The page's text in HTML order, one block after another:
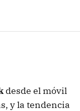
desde el móvil
y la tendencia